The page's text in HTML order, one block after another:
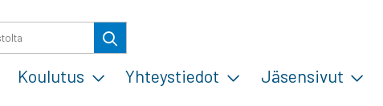
Koulutus Yhteystiedot Jäsensivut